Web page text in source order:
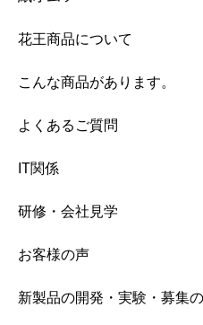
花王商品について
こんな商品があります。
よくあるご質問
IT関係
研修・会社見学
お客様の声
新製品の開発・実験・募集